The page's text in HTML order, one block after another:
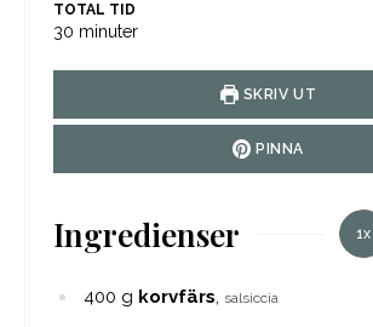
TOTAL TID
30 minuter
minuter
SKRIV UT
PINNA
Ingredienser 1x
400 g korvfärs, salsiccia